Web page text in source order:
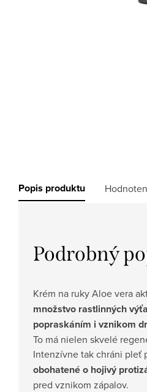
Popis produktu
Podrobný
Krém na ruky Aloe vera
množstvo rastlinných
popraskáním i vznikom
To má nielen skvelé
Intenzívne tak chráni pleť
obohatené o hojivý
pred vznikom zápalov.